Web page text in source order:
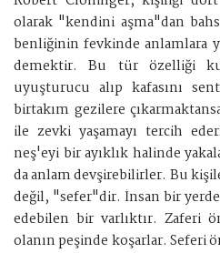
olarak "kendini aşma"dan
benliğinin fevkinde anlamlara
demektir. Bu tür özelliği
uyuşturucu alıp kafasını
birtakım gezilere
ile zevki yaşamayı tercih
neş'eyi bir ayıklık halinde
da anlam devşirebilirler. Bu
değil, "sefer"dir. İnsan bir
edebilen bir varlıktır. Zaferi
olanın peşinde koşarlar. Seferi